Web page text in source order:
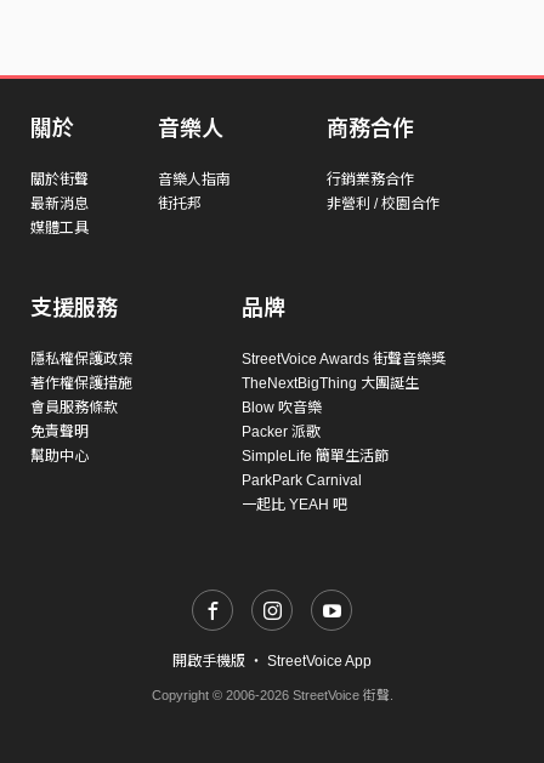
關於
關於街聲
最新消息
媒體工具
音樂人
音樂人指南
街托邦
商務合作
行銷業務合作
非營利 / 校園合作
支援服務
隱私權保護政策
著作權保護措施
會員服務條款
免責聲明
幫助中心
品牌
StreetVoice Awards 街聲音樂獎
TheNextBigThing 大團誕生
Blow 吹音樂
Packer 派歌
SimpleLife 簡單生活節
ParkPark Carnival
一起比 YEAH 吧
開啟手機版 ・ StreetVoice App
Copyright © 2006-2026 StreetVoice 街聲.